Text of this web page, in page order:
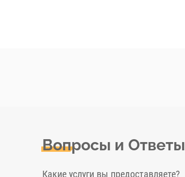
Вопросы и Ответы
Какие услуги вы предоставляете?